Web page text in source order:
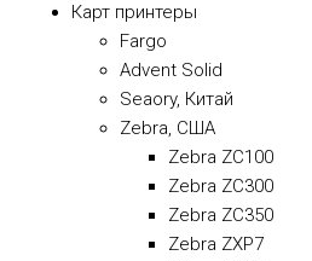
Карт принтеры
Fargo
Advent Solid
Seaory, Китай
Zebra, США
Zebra ZC100
Zebra ZC300
Zebra ZC350
Zebra ZXP7